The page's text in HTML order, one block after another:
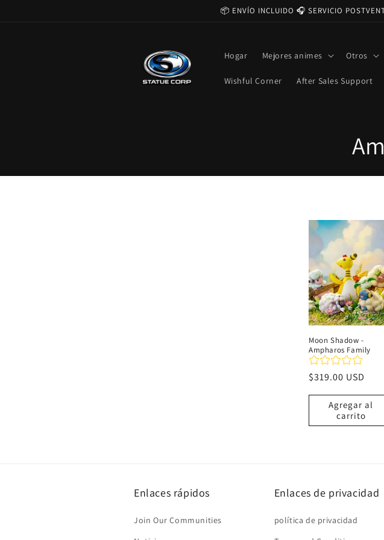
📦 ENVÍO INCLUIDO 🎧 SERVICIO
Hogar Mejores animes Otros
Wishful Corner After Sales Support
C
o
e
c
c
i
ó
n
:
Moon Shadow -
Ampharos Family
Precio
$319.00 USD
Agregar al
carrito
Enlaces rápidos
Join Our Communities
Enlaces de privacidad
política de privacidad